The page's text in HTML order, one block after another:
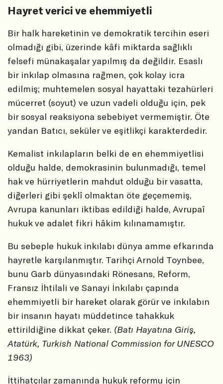
Hayret verici ve ehemmiyetli
Bir halk hareketinin ve demokratik tercihin eseri
olmadığı gibi, üzerinde kâfi miktarda sağlıklı
felsefi münakaşalar yapılmış da değildir. Esaslı
bir inkılap olmasına rağmen, çok kolay icra
edilmiş; muhtemelen sosyal hayattaki tezahürleri
mücerret (soyut) ve uzun vadeli olduğu için, pek
bir sosyal reaksiyona sebebiyet vermemiştir. Öte
yandan Batıcı, seküler ve eşitlikçi karakterdedir.
Kemalist inkılapların belki de en ehemmiyetlisi
olduğu halde, demokrasinin bulunmadığı, temel
hak ve hürriyetlerin mahdut olduğu bir vasatta,
diğerleri gibi şeklî olmaktan öte geçememiş,
Avrupa kanunları iktibas edildiği halde, Avrupaî
hukuk ve adalet fikri hâkim kılınamamıştır.
Bu sebeple hukuk inkılabı dünya amme efkarında
hayretle karşılanmıştır. Tarihçi Arnold Toynbee,
bunu Garb dünyasındaki Rönesans, Reform,
Fransız İhtilali ve Sanayi İnkılabı çapında
ehemmiyetli bir hareket olarak görür ve inkılabın
bir insanın hayatı müddetince tahakkuk
ettirildiğine dikkat çeker. (Batı Hayatına Giriş,
Atatürk, Turkish National Commission for UNESCO
1963)
İttihatçılar zamanında hukuk reformu için